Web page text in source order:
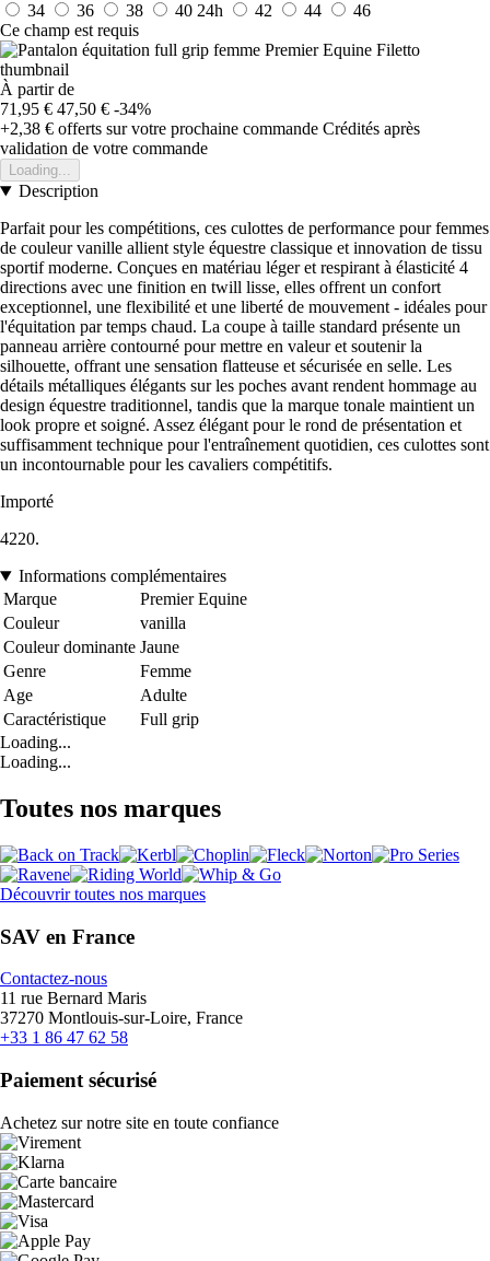
34
36 38 40 24h 42 44
46
Ce champ est requis
À partir de
71,95 € 47,50 € -34%
+2,38 € offerts sur votre prochaine commande Crédités après
validation de votre commande
Loading...
Description
Parfait pour les compétitions, ces culottes de performance pour femmes
de couleur vanille allient style équestre classique et innovation de tissu
sportif moderne. Conçues en matériau léger et respirant à élasticité 4
directions avec une finition en twill lisse, elles offrent un confort
exceptionnel, une flexibilité et une liberté de mouvement - idéales pour
l'équitation par temps chaud. La coupe à taille standard présente un
panneau arrière contourné pour mettre en valeur et soutenir la
silhouette, offrant une sensation flatteuse et sécurisée en selle. Les
détails métalliques élégants sur les poches avant rendent hommage au
design équestre traditionnel, tandis que la marque tonale maintient un
look propre et soigné. Assez élégant pour le rond de présentation et
suffisamment technique pour l'entraînement quotidien, ces culottes sont
un incontournable pour les cavaliers compétitifs.
Importé
4220.
Informations complémentaires
Marque
Premier Equine
Couleur
vanilla
Couleur dominante Jaune
Genre
Femme
Age
Adulte
Caractéristique
Full grip
Loading...
Loading...
Toutes nos marques
Découvrir toutes nos marques
SAV en France
Contactez-nous
11 rue Bernard Maris
37270 Montlouis-sur-Loire, France
+33 1 86 47 62 58
Paiement sécurisé
Achetez sur notre site en toute confiance